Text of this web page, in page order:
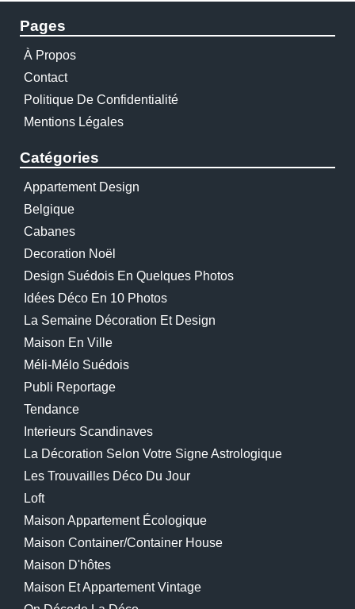
Pages
À Propos
Contact
Politique De Confidentialité
Mentions Légales
Catégories
Appartement Design
Belgique
Cabanes
Decoration Noël
Design Suédois En Quelques Photos
Idées Déco En 10 Photos
La Semaine Décoration Et Design
Maison En Ville
Méli-Mélo Suédois
Publi Reportage
Tendance
Interieurs Scandinaves
La Décoration Selon Votre Signe Astrologique
Les Trouvailles Déco Du Jour
Loft
Maison Appartement Écologique
Maison Container/container House
Maison D'hôtes
Maison Et Appartement Vintage